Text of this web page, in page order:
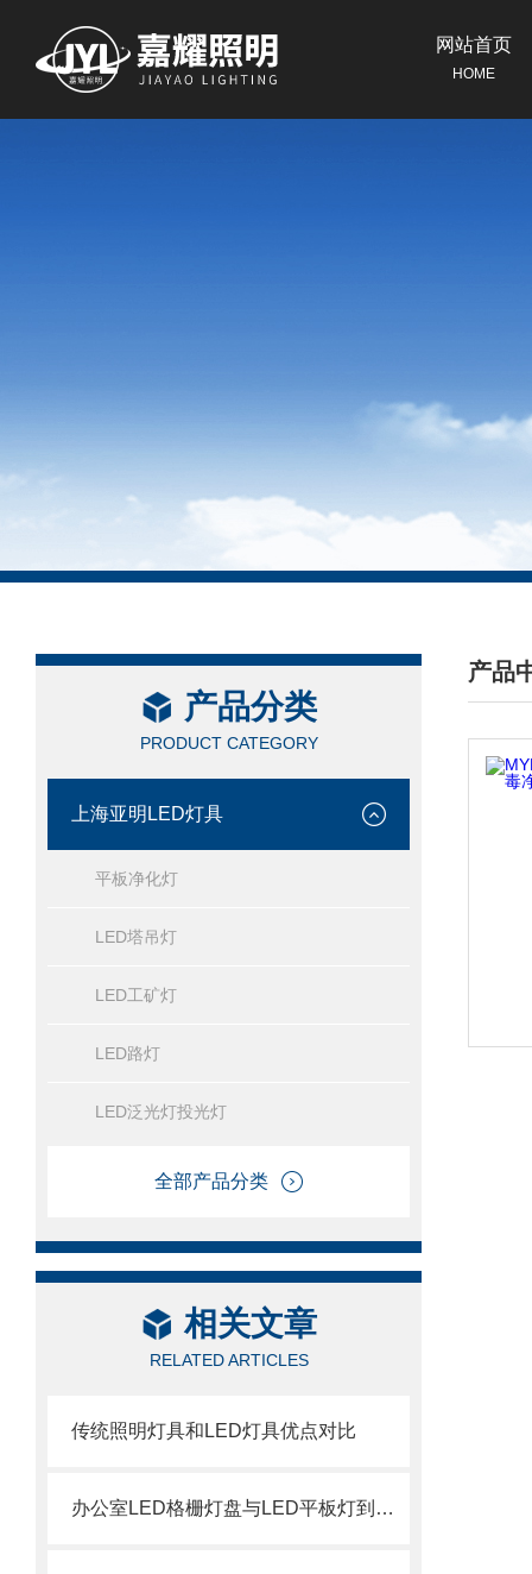
网站首页
HOME
产品分类
PRODUCT CATEGORY
上海亚明LED灯具
平板净化灯
LED塔吊灯
LED工矿灯
LED路灯
LED泛光灯投光灯
全部产品分类
相关文章
RELATED ARTICLES
传统照明灯具和LED灯具优点对比
办公室LED格栅灯盘与LED平板灯到底有什么区别？
产品
/